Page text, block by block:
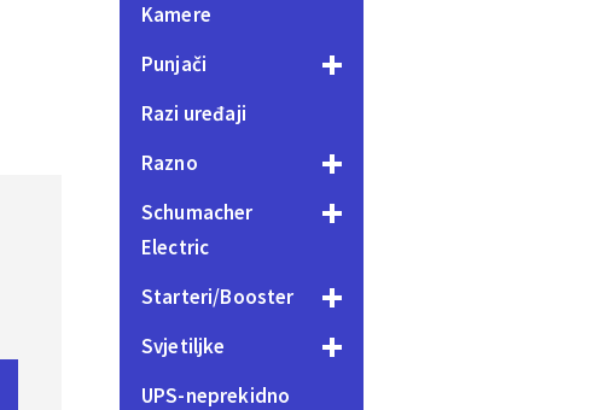
Kamere
Punjači
Razi uređaji
Razno
Schumacher
Electric
Starteri/Booster
Svjetiljke
UPS-neprekidno